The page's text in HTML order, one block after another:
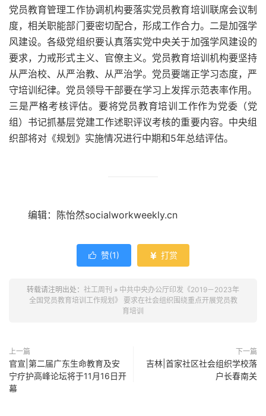
党员教育管理工作协调机构要落实党员教育培训联席会议制
度，相关职能部门要密切配合，形成工作合力。二是加强学
风建设。各级党组织要认真落实党中央关于加强学风建设的
要求，力戒形式主义、官僚主义。党员教育培训机构要坚持
从严治校、从严治教、从严治学。党员要端正学习态度，严
守培训纪律。党员领导干部要在学习上发挥示范表率作用。
三是严格考核评估。要将党员教育培训工作作为党委（党
组）书记抓基层党建工作述职评议考核的重要内容。中央组
织部将对《规划》实施情况进行中期和5年总结评估。
编辑：陈怡然socialworkweekly.cn
 赞(1)  打赏
转载请注明出处： 社工周刊 » 中共中央办公厅印发《2019－2023年
全国党员教育培训工作规划》 要求在社会组织围绕重点开展党员教
育培训
上一篇
官宣|第二届广东生命教育及安
宁疗护高峰论坛将于11月16日开
幕
下一篇
吉林|首家社区社会组织学校落
户长春南关